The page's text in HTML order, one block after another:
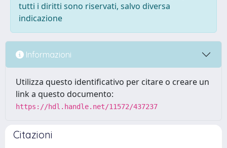
tutti i diritti sono riservati, salvo diversa
indicazione
Informazioni
Utilizza questo identificativo per citare o creare un
link a questo documento:
https://hdl.handle.net/11572/437237
Citazioni